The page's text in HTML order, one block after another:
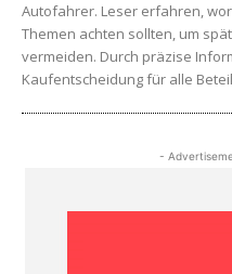
Autofahrer. Leser erfahren,
Themen achten sollten, um
vermeiden. Durch präzise
Kaufentscheidung für alle
-